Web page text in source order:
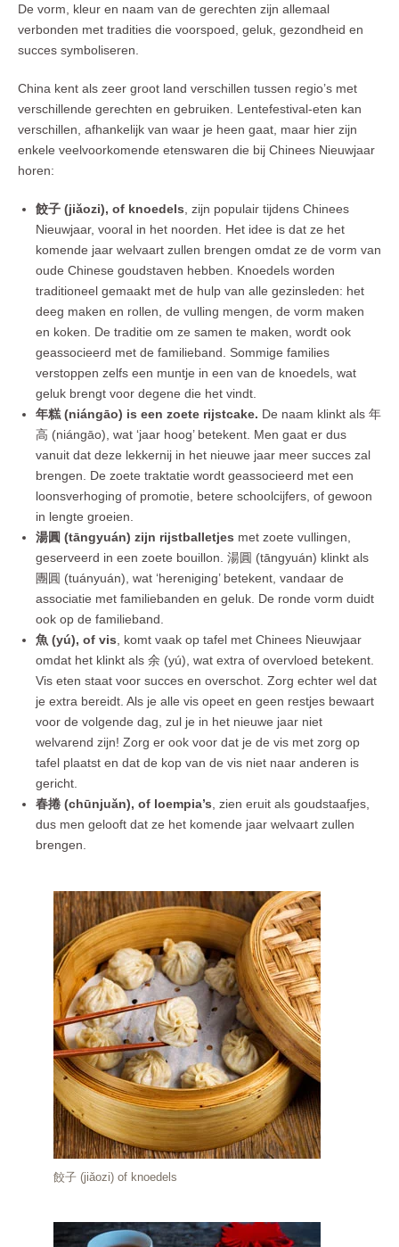
De vorm, kleur en naam van de gerechten zijn allemaal
verbonden met tradities die voorspoed, geluk, gezondheid en
succes symboliseren.
China kent als zeer groot land verschillen tussen regio’s met
verschillende gerechten en gebruiken. Lentefestival-eten kan
verschillen, afhankelijk van waar je heen gaat, maar hier zijn
enkele veelvoorkomende etenswaren die bij Chinees Nieuwjaar
horen:
餃子 (jiǎozi), of knoedels , zijn populair tijdens Chinees
Nieuwjaar, vooral in het noorden. Het idee is dat ze het
komende jaar welvaart zullen brengen omdat ze de vorm van
oude Chinese goudstaven hebben. Knoedels worden
traditioneel gemaakt met de hulp van alle gezinsleden: het
deeg maken en rollen, de vulling mengen, de vorm maken
en koken. De traditie om ze samen te maken, wordt ook
geassocieerd met de familieband. Sommige families
verstoppen zelfs een muntje in een van de knoedels, wat
geluk brengt voor degene die het vindt.
年糕 (niángāo) is een zoete rijstcake. De naam klinkt als 年
高 (niángāo), wat ‘jaar hoog’ betekent. Men gaat er dus
vanuit dat deze lekkernij in het nieuwe jaar meer succes zal
brengen. De zoete traktatie wordt geassocieerd met een
loonsverhoging of promotie, betere schoolcijfers, of gewoon
in lengte groeien.
湯圓 (tāngyuán) zijn rijstballetjes met zoete vullingen,
geserveerd in een zoete bouillon. 湯圓 (tāngyuán) klinkt als
團圓 (tuányuán), wat ‘hereniging’ betekent, vandaar de
associatie met familiebanden en geluk. De ronde vorm duidt
ook op de familieband.
魚 (yú), of vis , komt vaak op tafel met Chinees Nieuwjaar
omdat het klinkt als 余 (yú), wat extra of overvloed betekent.
Vis eten staat voor succes en overschot. Zorg echter wel dat
je extra bereidt. Als je alle vis opeet en geen restjes bewaart
voor de volgende dag, zul je in het nieuwe jaar niet
welvarend zijn! Zorg er ook voor dat je de vis met zorg op
tafel plaatst en dat de kop van de vis niet naar anderen is
gericht.
春捲 (chūnjuǎn), of loempia’s , zien eruit als goudstaafjes,
dus men gelooft dat ze het komende jaar welvaart zullen
brengen.
餃子 (jiǎozi) of knoedels